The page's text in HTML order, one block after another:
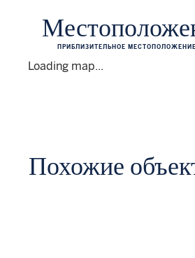
Loading map...
ПРИБЛИЗИТЕЛЬНОЕ МЕСТОПОЛОЖЕНИЕ
Похожие